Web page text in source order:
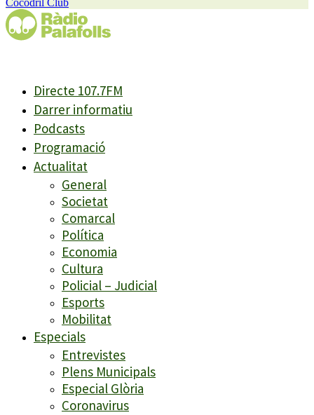
Cocodril Club
Directe 107.7FM
Darrer informatiu
Podcasts
Programació
Actualitat
General
Societat
Comarcal
Política
Economia
Cultura
Policial – Judicial
Esports
Mobilitat
Especials
Entrevistes
Plens Municipals
Especial Glòria
Coronavirus